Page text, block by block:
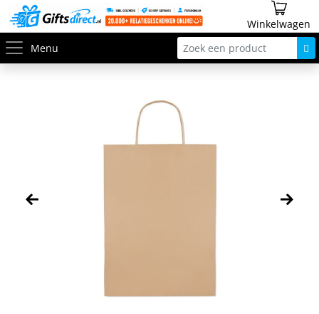
Winkelwagen
Menu